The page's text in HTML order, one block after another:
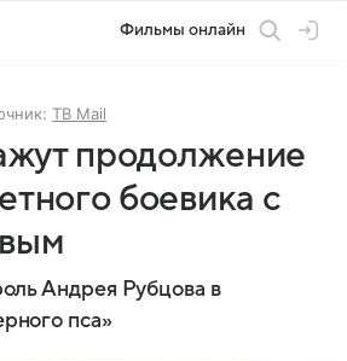
Фильмы онлайн
ТВ Mail
продолжение
боевика с
Андрея Рубцова в
пса»